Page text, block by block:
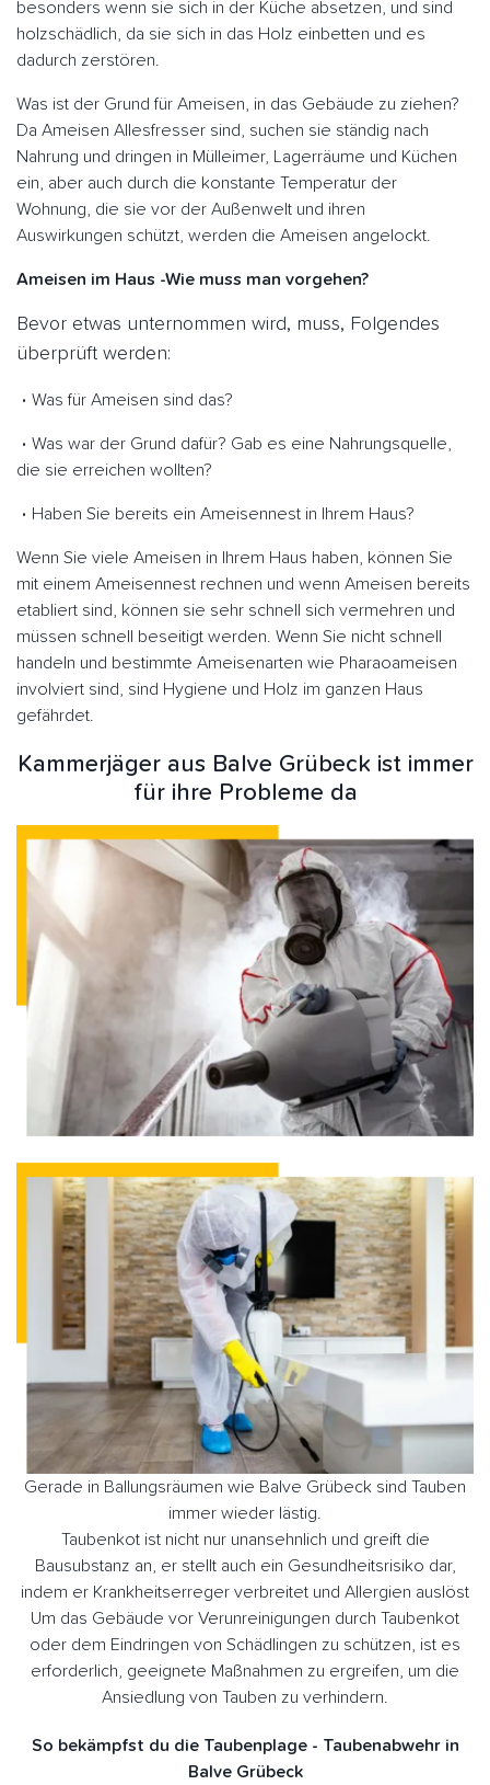
besonders wenn sie sich in der Küche absetzen, und sind
holzschädlich, da sie sich in das Holz einbetten und es
dadurch zerstören.
Was ist der Grund für Ameisen, in das Gebäude zu ziehen?
Da Ameisen Allesfresser sind, suchen sie ständig nach
Nahrung und dringen in Mülleimer, Lagerräume und Küchen
ein, aber auch durch die konstante Temperatur der
Wohnung, die sie vor der Außenwelt und ihren
Auswirkungen schützt, werden die Ameisen angelockt.
Ameisen im Haus -Wie muss man vorgehen?
Bevor etwas unternommen wird, muss, Folgendes
überprüft werden:
Was für Ameisen sind das?
Was war der Grund dafür? Gab es eine Nahrungsquelle,
die sie erreichen wollten?
Haben Sie bereits ein Ameisennest in Ihrem Haus?
Wenn Sie viele Ameisen in Ihrem Haus haben, können Sie
mit einem Ameisennest rechnen und wenn Ameisen bereits
etabliert sind, können sie sehr schnell sich vermehren und
müssen schnell beseitigt werden. Wenn Sie nicht schnell
handeln und bestimmte Ameisenarten wie Pharaoameisen
involviert sind, sind Hygiene und Holz im ganzen Haus
gefährdet.
Kammerjäger aus Balve Grübeck ist immer
für ihre Probleme da
Gerade in Ballungsräumen wie Balve Grübeck sind Tauben
immer wieder lästig.
Taubenkot ist nicht nur unansehnlich und greift die
Bausubstanz an, er stellt auch ein Gesundheitsrisiko dar,
indem er Krankheitserreger verbreitet und Allergien auslöst
Um das Gebäude vor Verunreinigungen durch Taubenkot
oder dem Eindringen von Schädlingen zu schützen, ist es
erforderlich, geeignete Maßnahmen zu ergreifen, um die
Ansiedlung von Tauben zu verhindern.
So bekämpfst du die Taubenplage - Taubenabwehr in
Balve Grübeck